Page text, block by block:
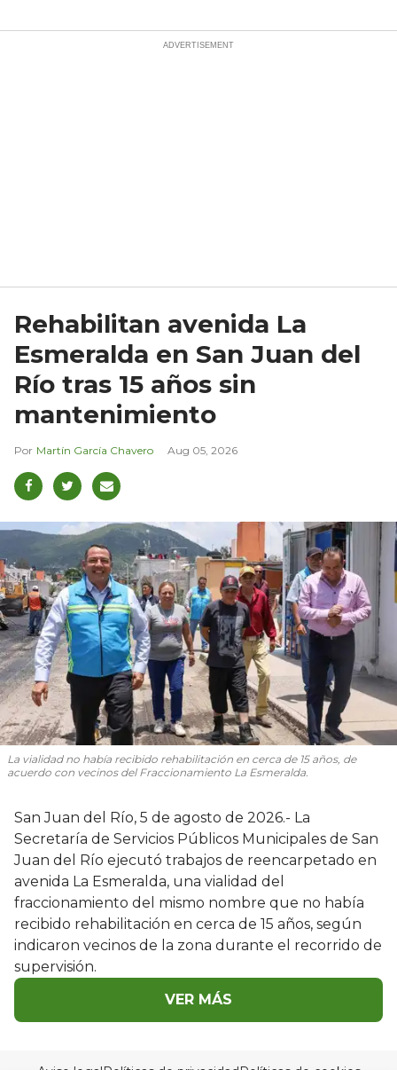
Rehabilitan avenida La
Esmeralda en San Juan del
Río tras 15 años sin
mantenimiento
Martín García Chavero Aug 05, 2026
La vialidad no había recibido rehabilitación en cerca de 15 años, de
acuerdo con vecinos del Fraccionamiento La Esmeralda.
San Juan del Río, 5 de agosto de 2026.- La
Secretaría de Servicios Públicos Municipales de San
Juan del Río ejecutó trabajos de reencarpetado en
avenida La Esmeralda, una vialidad del
fraccionamiento del mismo nombre que no había
recibido rehabilitación en cerca de 15 años, según
indicaron vecinos de la zona durante el recorrido de
supervisión.
VER MÁS